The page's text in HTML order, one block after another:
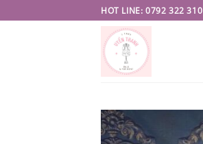
to
HOT LINE: 0792 322 310